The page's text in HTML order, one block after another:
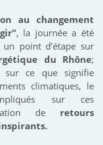
au changement
, la journée a été
point d’étape sur
du Rhône;
sur ce que signifie
climatiques, le
sur ces
de retours